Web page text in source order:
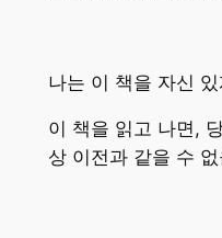
나는 이 책을 자신
이 책을 읽고 나면,
상 이전과 같을 수